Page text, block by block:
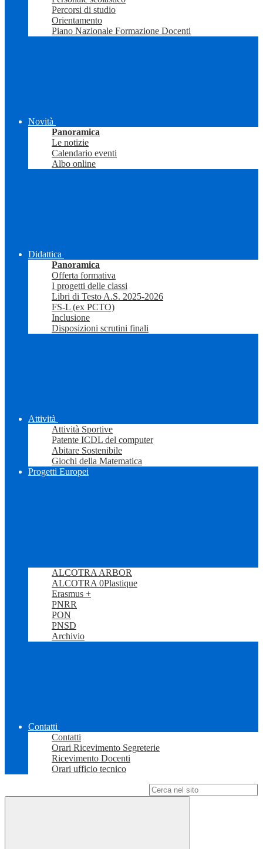
Percorsi di studio
Orientamento
Piano Nazionale Formazione Docenti
Novità
Panoramica
Le notizie
Calendario eventi
Albo online
Didattica
Panoramica
Offerta formativa
I progetti delle classi
Libri di Testo A.S. 2025-2026
FS-L (ex PCTO)
Inclusione
Disposizioni scrutini finali
Attività
Attività Sportive
Patente ICDL del computer
Abitare Sostenibile
Giochi della Matematica
Progetti Europei
ALCOTRA ARBOR
ALCOTRA 0Plastique
Erasmus +
PNRR
PON
PNSD
Archivio
Contatti
Contatti
Orari Ricevimento Segreterie
Ricevimento Docenti
Orari ufficio tecnico